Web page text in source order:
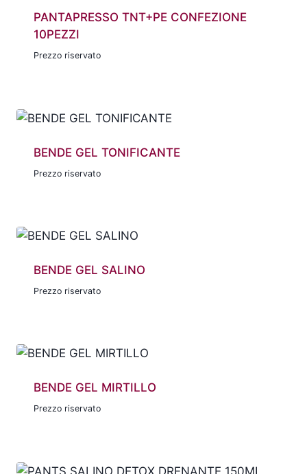
PANTAPRESSO TNT+PE CONFEZIONE
10PEZZI
Prezzo riservato
BENDE GEL TONIFICANTE
Prezzo riservato
BENDE GEL SALINO
Prezzo riservato
BENDE GEL MIRTILLO
Prezzo riservato